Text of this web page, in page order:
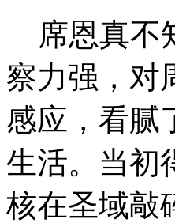
席恩真不
察力强，对
感应，看腻
生活。当初
核在圣域敲